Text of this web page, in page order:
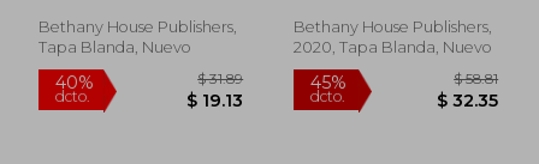
Next Great Adventure
(en Inglés)
Bethany House Publishers,
Tapa Blanda, Nuevo
Bethany House Publishers,
2020, Tapa Blanda, Nuevo